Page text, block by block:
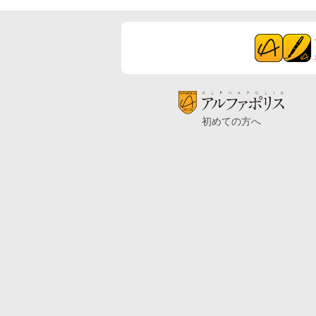
初めての方へ